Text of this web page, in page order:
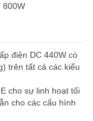
800W
điện DC 440W có
trên tất cả các kiểu
cho sự linh hoạt tối
cho các cấu hình